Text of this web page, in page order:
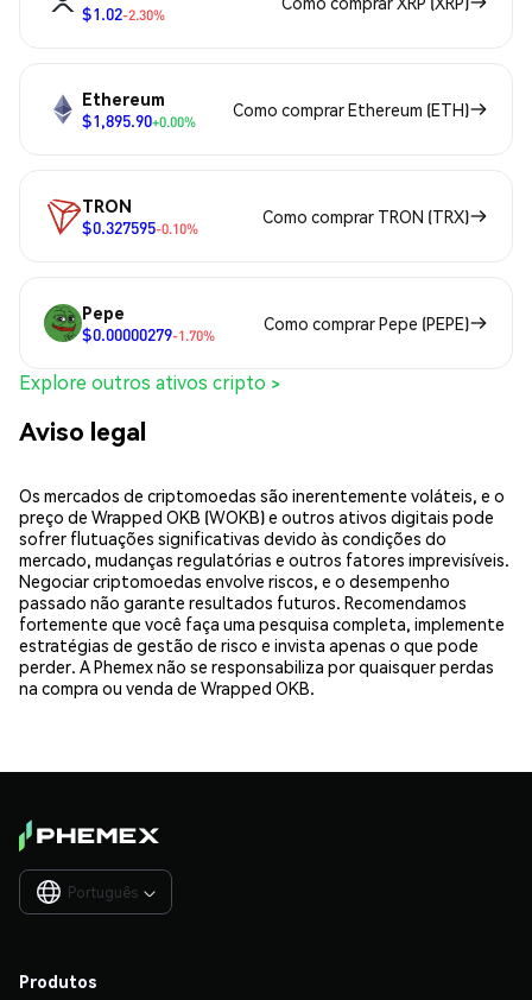
$1.02-2.30%
Ethereum
$1,895.90+0.00%
Como comprar Ethereum (ETH)
TRON
$0.327595-0.10%
Como comprar TRON (TRX)
Pepe
$0.00000279-1.70%
Como comprar Pepe (PEPE)
Explore outros ativos cripto >
Aviso legal
Os mercados de criptomoedas são inerentemente voláteis, e o
preço de Wrapped OKB (WOKB) e outros ativos digitais pode
sofrer flutuações significativas devido às condições do
mercado, mudanças regulatórias e outros fatores imprevisíveis.
Negociar criptomoedas envolve riscos, e o desempenho
passado não garante resultados futuros. Recomendamos
fortemente que você faça uma pesquisa completa, implemente
estratégias de gestão de risco e invista apenas o que pode
perder. A Phemex não se responsabiliza por quaisquer perdas
na compra ou venda de Wrapped OKB.
Português 
Produtos